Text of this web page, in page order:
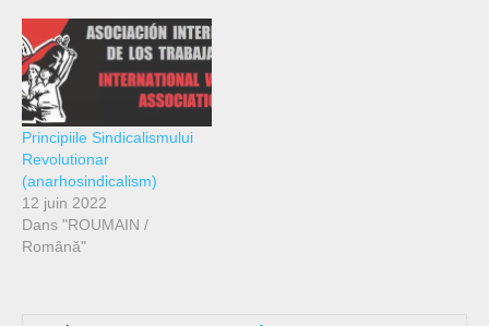
lucrul acesta este
nemaipomenit. Plătesc cât
vor (sau chiar deloc !!!),
fără să plătească însă
statului taxele…
Principiile Sindicalismului
Revolutionar
(anarhosindicalism)
12 juin 2022
Dans "ROUMAIN /
Română"